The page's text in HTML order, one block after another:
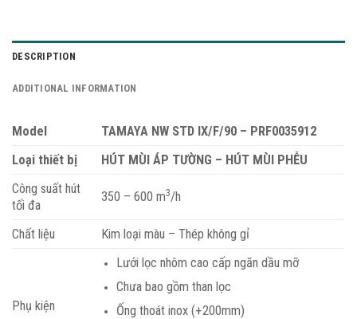
DESCRIPTION
ADDITIONAL INFORMATION
Model
TAMAYA NW STD IX/F/90 – PRF0035912
Loại thiết bị
HÚT MÙI ÁP TƯỜNG – HÚT MÙI PHỄU
Công suất hút
tối đa
350 – 600 m3/h
Chất liệu Kim loại màu – Thép không gỉ
Phụ kiện
Lưới lọc nhôm cao cấp ngăn dầu mỡ
Chưa bao gồm than lọc
Ống thoát inox (+200mm)